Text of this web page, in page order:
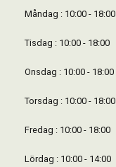
Måndag : 10:00 - 18:00
Tisdag : 10:00 - 18:00
Onsdag : 10:00 - 18:00
Torsdag : 10:00 - 18:00
Fredag : 10:00 - 18:00
Lördag : 10:00 - 14:00